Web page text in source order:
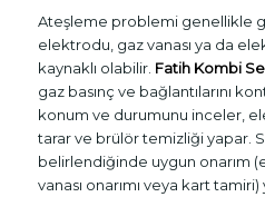
Ateşleme problemi genellikle
elektrodu, gaz vanası ya da
kaynaklı olabilir. Fatih Kombi
gaz basınç ve bağlantılarını
konum ve durumunu inceler,
tarar ve brülör temizliği yapar.
belirlendiğinde uygun onarım
vanası onarımı veya kart tamiri)